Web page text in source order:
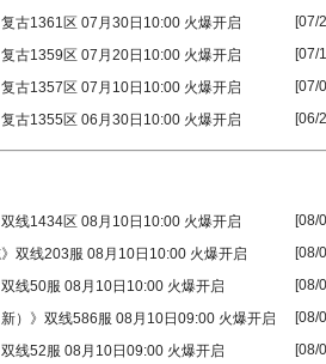
古1361区 07月30日10:00 火爆开启
[07/
古1359区 07月20日10:00 火爆开启
[07/
古1357区 07月10日10:00 火爆开启
[07/
古1355区 06月30日10:00 火爆开启
[06/
线1434区 08月10日10:00 火爆开启 [08/
双线203服 08月10日10:00 火爆开启
[08/
线50服 08月10日10:00 火爆开启
[08/
）》双线586服 08月10日09:00 火爆开启
[08/
线52服 08月10日09:00 火爆开启
[08/